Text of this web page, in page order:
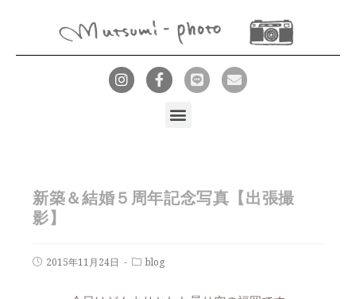
新築＆結婚５周年記念写真【出張撮
影】
2015年11月24日 blog